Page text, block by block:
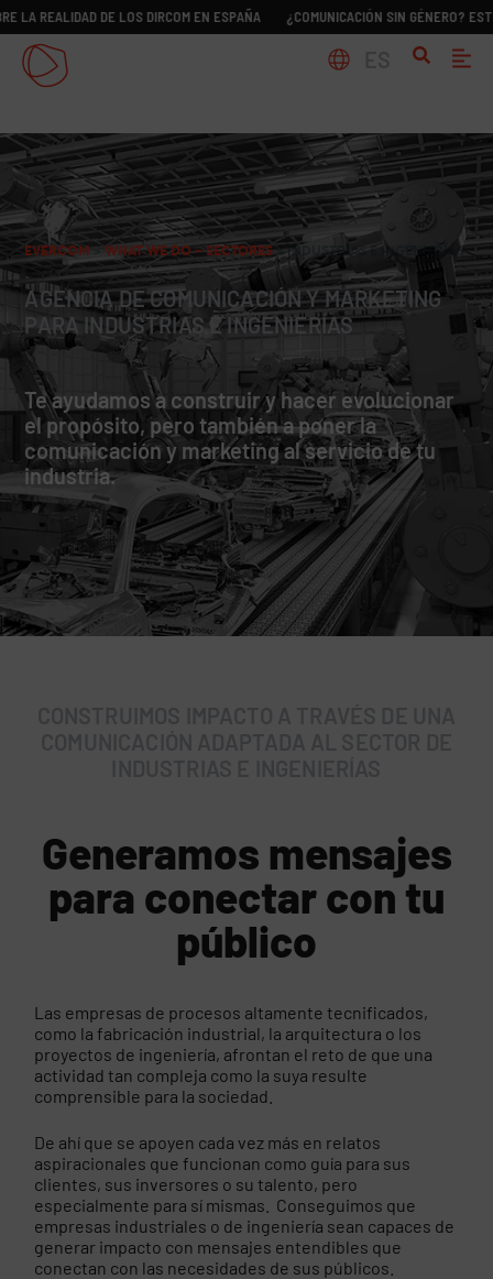
DE LOS DIRCOM EN ESPAÑA ¿COMUNICACIÓN SIN GÉNERO? ESTUDIO
EVERCOM>WHAT WE DO – SECTORES>INDUSTRIAS E INGENIERÍAS
AGENCIA DE COMUNICACIÓN Y MARKETING
PARA INDUSTRIAS E INGENIERÍAS
Te ayudamos a construir y hacer evolucionar
el propósito, pero también a poner la
comunicación y marketing al servicio de tu
industria.
Generamos mensajes
para conectar con tu
público
Las empresas de procesos altamente tecnificados,
como la fabricación industrial, la arquitectura o los
proyectos de ingeniería, afrontan el reto de que una
actividad tan compleja como la suya resulte
comprensible para la sociedad.
De ahí que se apoyen cada vez más en relatos
aspiracionales que funcionan como guía para sus
clientes, sus inversores o su talento, pero
especialmente para sí mismas. Conseguimos que
empresas industriales o de ingeniería sean capaces de
generar impacto con mensajes entendibles que
conectan con las necesidades de sus públicos.